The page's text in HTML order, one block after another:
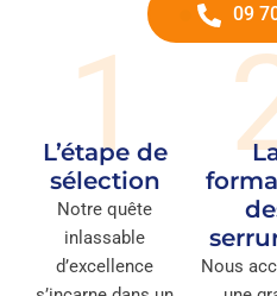
09
1
L’étape de
sélection
Notre quête
inlassable
d’excellence
Nous